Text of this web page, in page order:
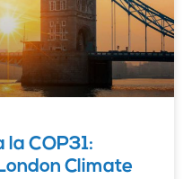
la COP31:
Climate